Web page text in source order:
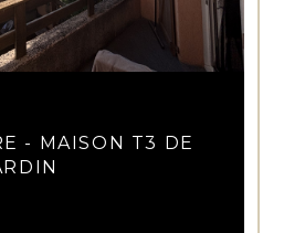
- MAISON T3 DE